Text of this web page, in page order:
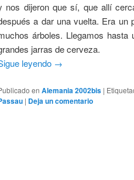
nos dijeron que sí, que allí
a dar una vuelta. Era un
árboles. Llegamos
jarras de cerveza.
leyendo →
en Alemania 2002bis |
| Deja un comentario